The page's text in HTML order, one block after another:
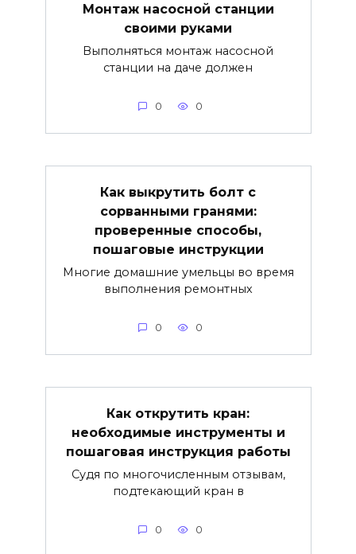
Монтаж насосной станции
своими руками
Выполняться монтаж насосной
станции на даче должен
0 0
Как выкрутить болт с
сорванными гранями:
проверенные способы,
пошаговые инструкции
Многие домашние умельцы во время
выполнения ремонтных
0 0
Как открутить кран:
необходимые инструменты и
пошаговая инструкция работы
Судя по многочисленным отзывам,
подтекающий кран в
0 0